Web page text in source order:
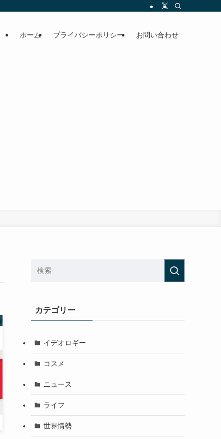
ホーム プライバシーポリシー お問い合わせ
カテゴリー
イデオロギー
コスメ
ニュース
ライフ
世界情勢